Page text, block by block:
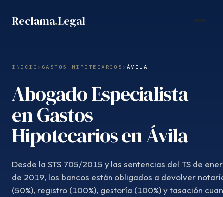
Reclama.Legal
INICIO › GASTOS HIPOTECARIOS › ÁVILA
Abogado Especialista
en Gastos
Hipotecarios en Ávila
Desde la STS 705/2015 y las sentencias del TS de
de 2019, los bancos están obligados a devolver
(50%), registro (100%), gestoría (100%) y tasación